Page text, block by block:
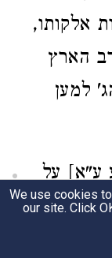
אלקותו,
הארץ
למען
ע"א] על
אתנהיר
שציאו
We use cookies
our site. Click